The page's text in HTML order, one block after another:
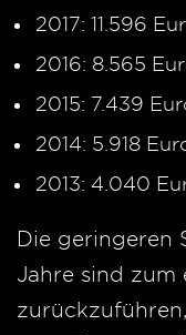
2017: 11.596
2016: 8.565
2015: 7.439
2014: 5.918
2013: 4.040
Die geringeren
Jahre sind zum